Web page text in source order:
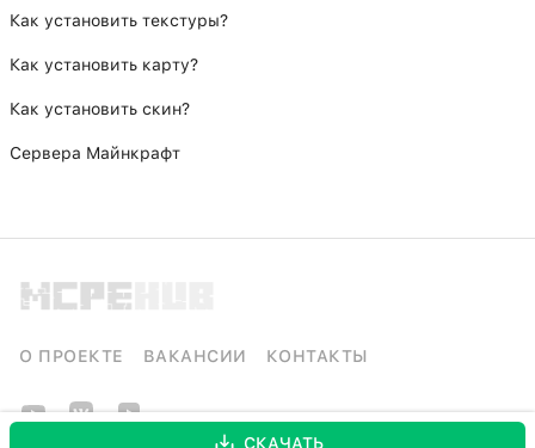
СКАЧАТЬ
Как установить текстуры?
Как установить карту?
Как установить скин?
Сервера Майнкрафт
О ПРОЕКТЕ ВАКАНСИИ КОНТАКТЫ